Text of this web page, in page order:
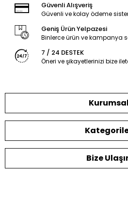
Güvenli Alışveriş
Güvenli ve kolay ödeme
Geniş Ürün Yelpazesi
Binlerce ürün ve kampanya
7 / 24 DESTEK
Öneri ve şikayetlerinizi bize
Kurumsal
Bize